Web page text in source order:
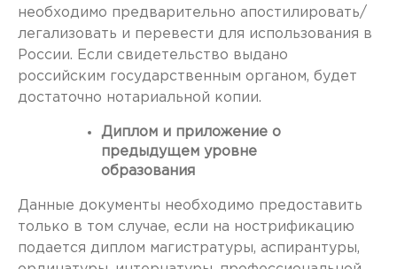
необходимо предварительно апостилировать/
легализовать и перевести для использования в
России. Если свидетельство выдано
российским государственным органом, будет
достаточно нотариальной копии.
Диплом и приложение о
предыдущем уровне
образования
Данные документы необходимо предоставить
только в том случае, если на нострификацию
подается диплом магистратуры, аспирантуры,